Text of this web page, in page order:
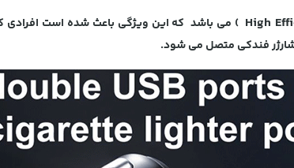
High ) می باشد که این ویژگی باعث شده است افرادی